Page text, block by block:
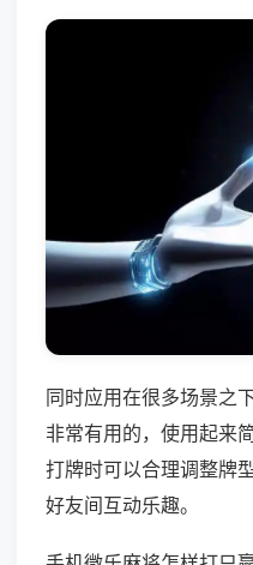
同时应用在很多场景之
非常有用的，使用起来
打牌时可以合理调整牌
好友间互动乐趣。